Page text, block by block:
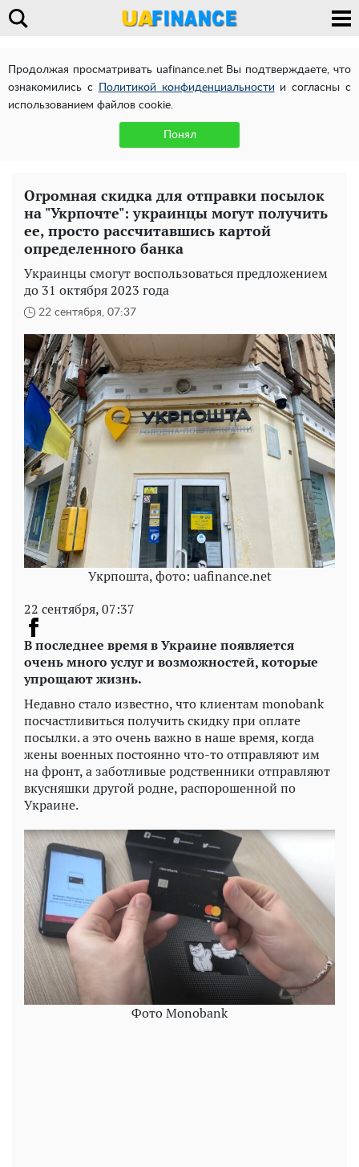
Продолжая просматривать uafinance.net Вы подтверждаете, что
ознакомились с
Политикой конфиденциальности и согласны с
использованием файлов cookie.
Понял
Огромная скидка для отправки посылок
на "Укрпочте": украинцы могут получить
ее, просто рассчитавшись картой
определенного банка
Украинцы смогут воспользоваться предложением
до 31 октября 2023 года
22 сентября, 07:37
Укрпошта, фото: uafinance.net
22 сентября, 07:37
В последнее время в Украине появляется
очень много услуг и возможностей, которые
упрощают жизнь.
Недавно стало известно, что клиентам monobank
посчастливиться получить скидку при оплате
посылки. а это очень важно в наше время, когда
жены военных постоянно что-то отправляют им
на фронт, а заботливые родственники отправляют
вкусняшки другой родне, распорошенной по
Украине.
Фото Monobank